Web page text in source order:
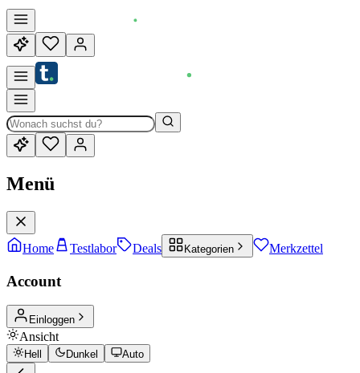
Menü
Home Testlabor Deals Kategorien Merkzettel
Account
Einloggen
Ansicht
Hell Dunkel Auto